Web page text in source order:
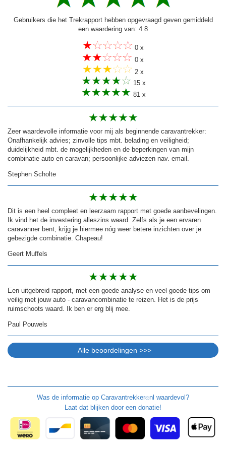
Gebruikers die het Trekrapport hebben opgevraagd geven gemiddeld
een waardering van: 4.8
0 x
0 x
2 x
15 x
81 x
Zeer waardevolle informatie voor mij als beginnende caravantrekker:
Onafhankelijk advies; zinvolle tips mbt. belading en veiligheid;
duidelijkheid mbt. de mogelijkheden en de beperkingen van mijn
combinatie auto en caravan; persoonlijke adviezen nav. email.
Stephen Scholte
Dit is een heel compleet en leerzaam rapport met goede aanbevelingen.
Ik vind het de investering alleszins waard. Zelfs als je een ervaren
caravanner bent, krijg je hiermee nóg weer betere inzichten over je
gebezigde combinatie. Chapeau!
Geert Muffels
Een uitgebreid rapport, met een goede analyse en veel goede tips om
veilig met jouw auto - caravancombinatie te reizen. Het is de prijs
ruimschoots waard. Ik ben er erg blij mee.
Paul Pouwels
Was de informatie op Caravantrekker🙂nl waardevol?
Laat dat blijken door een donatie!